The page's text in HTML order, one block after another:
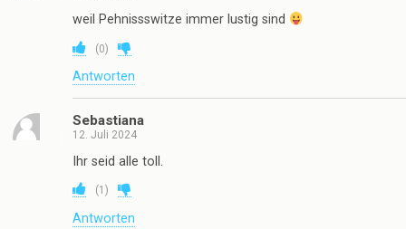
weil Pehnissswitze immer lustig sind
(0)
Antworten
Sebastiana
12. Juli 2024
Ihr seid alle toll.
(1 )
Antworten